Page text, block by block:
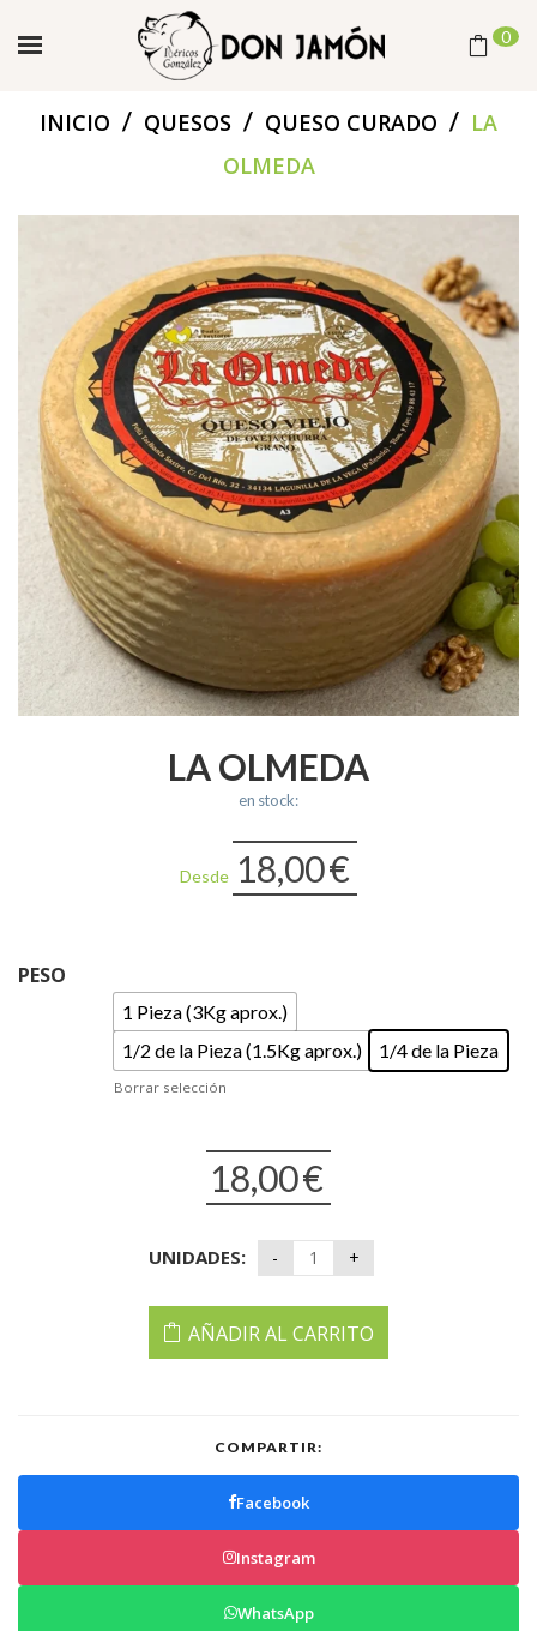
0
INICIO / QUESOS / QUESO CURADO / LA
OLMEDA
LA OLMEDA
en stock:
Desde 18,00€
PESO
1 Pieza (3Kg aprox.)
1/2 de la Pieza (1.5Kg aprox.)
1/4 de la Pieza
Borrar selección
18,00€
UNIDADES:
AÑADIR AL CARRITO
COMPARTIR:
Facebook
Instagram
WhatsApp